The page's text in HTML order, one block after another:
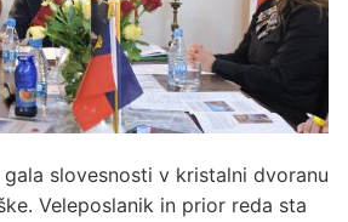
slovesnosti v kristalni dvoranu
Veleposlanik in prior reda sta